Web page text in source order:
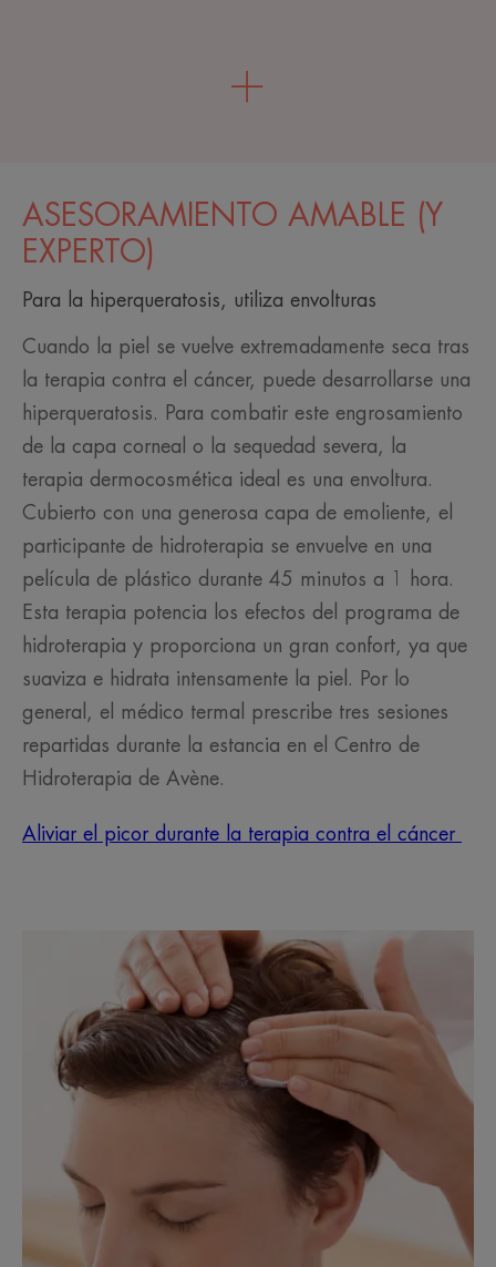
ASESORAMIENTO AMABLE (Y
EXPERTO)
Para la hiperqueratosis, utiliza envolturas
Cuando la piel se vuelve extremadamente seca tras
la terapia contra el cáncer, puede desarrollarse una
hiperqueratosis. Para combatir este engrosamiento
de la capa corneal o la sequedad severa, la
terapia dermocosmética ideal es una envoltura.
Cubierto con una generosa capa de emoliente, el
participante de hidroterapia se envuelve en una
película de plástico durante 45 minutos a 1 hora.
Esta terapia potencia los efectos del programa de
hidroterapia y proporciona un gran confort, ya que
suaviza e hidrata intensamente la piel. Por lo
general, el médico termal prescribe tres sesiones
repartidas durante la estancia en el Centro de
Hidroterapia de Avène.
Aliviar el picor durante la terapia contra el cáncer